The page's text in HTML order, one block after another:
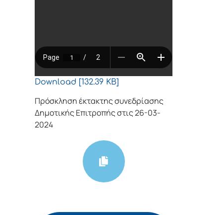
Download [132.39 KB]
Πρόσκληση έκτακτης συνεδρίασης
Δημοτικής Επιτροπής στις 26-03-
2024